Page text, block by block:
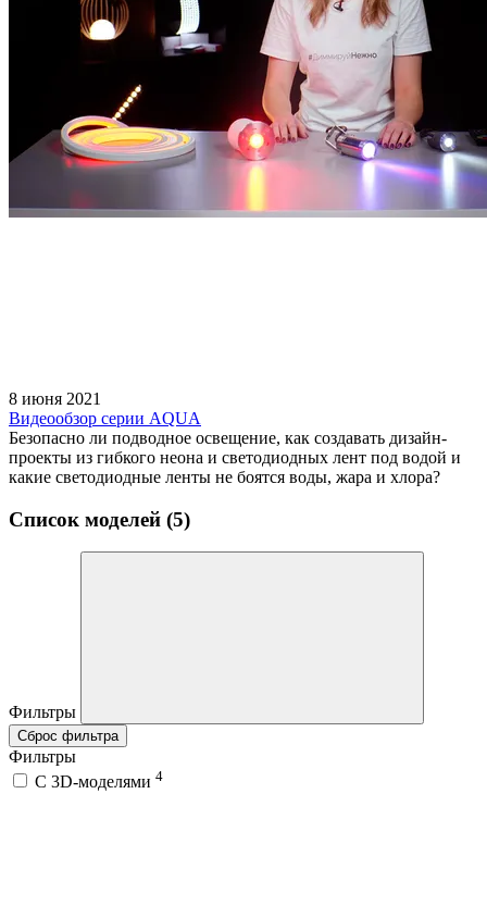
8 июня 2021
Видеообзор серии AQUA
Безопасно ли подводное освещение, как создавать дизайн-
проекты из гибкого неона и светодиодных лент под водой и
какие светодиодные ленты не боятся воды, жара и хлора?
Список моделей (5)
Фильтры
Сброс фильтра
Фильтры
C 3D-моделями 4